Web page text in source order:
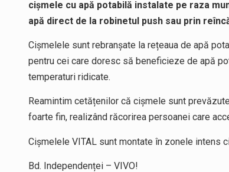
cișmele cu apă potabilă instalate pe raza
apă direct de la robinetul push sau prin
Cișmelele sunt rebranșate la rețeaua de apă
pentru cei care doresc să beneficieze de apă
temperaturi ridicate.
Reamintim cetățenilor că cișmele sunt
foarte fin, realizând răcorirea persoanei care
Cișmelele VITAL sunt montate în zonele intens
Bd. Independenței – VIVO!